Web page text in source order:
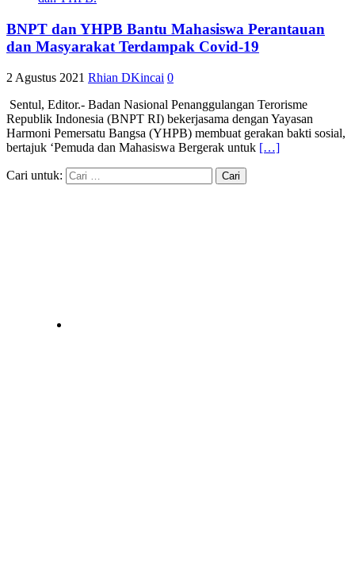
BNPT dan YHPB Bantu Mahasiswa Perantauan
dan Masyarakat Terdampak Covid-19
2 Agustus 2021 Rhian DKincai 0
Sentul, Editor.- Badan Nasional Penanggulangan Terorisme
Republik Indonesia (BNPT RI) bekerjasama dengan Yayasan
Harmoni Pemersatu Bangsa (YHPB) membuat gerakan bakti sosial,
bertajuk ‘Pemuda dan Mahasiswa Bergerak untuk […]
Cari untuk: